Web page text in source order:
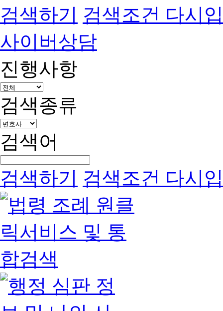
검색하기 검색조건 다시
사이버상담
진행사항
검색종류
검색어
검색하기 검색조건 다시